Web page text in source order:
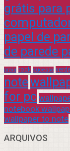
grátis para
papel de
de parede
praia rock sucesso
note
for pc
notebook
wallpaper to note
ARQUIVOS